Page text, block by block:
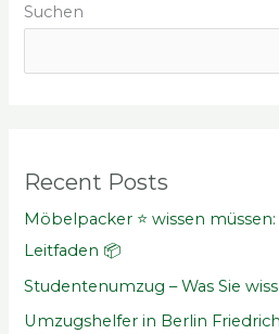
Suchen
Recent Posts
Möbelpacker ⭐ wissen
Leitfaden 📦
Studentenumzug – Was Sie
Umzugshelfer in Berlin